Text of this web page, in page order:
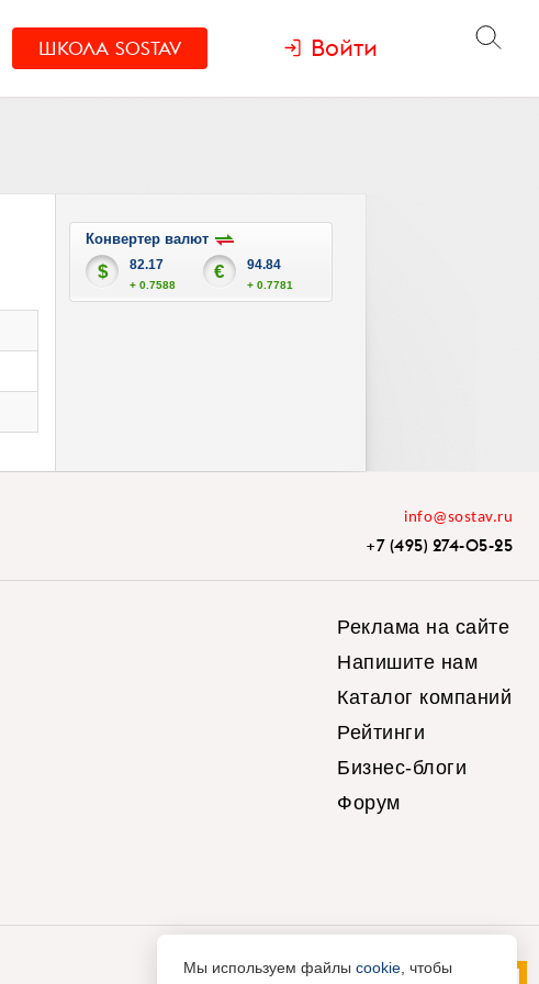
ШКОЛА SOSTAV Войти
Конвертер валют
$ 82.17
+ 0.7588
€ 94.84
+ 0.7781
info@sostav.ru
+7 (495) 274-05-25
Реклама на сайте
Напишите нам
Каталог компаний
Рейтинги
Бизнес-блоги
Форум
Мы используем файлы cookie , чтобы